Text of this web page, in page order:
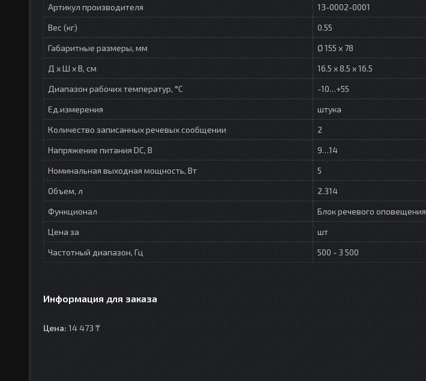
Артикул производителя
13-0002-0001
Вес (кг)
0.55
Габаритные размеры, мм
Ø 155 х 78
Д х Ш х В, см
16.5 x 8.5 x 16.5
Диапазон рабочих температур, °С
-10…+55
Ед.измерения
штука
Количество записанных речевых сообщении
2
Напряжение питания DC, В
9…14
Номинальная выходная мощность, Вт
5
Объем, л
2.314
Функционал
Блок речевого оповещения
Цена за
шт
Частотный диапазон, Гц
500 - 3 500
Информация для заказа
Цена: 14 473 ₸